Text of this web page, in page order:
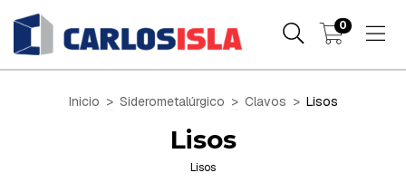
0
Inicio > Siderometalúrgico > Clavos > Lisos
Lisos
Lisos